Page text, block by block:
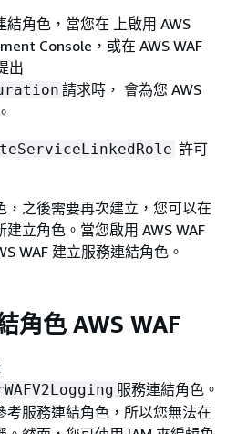
角色，當您在 上啟用 AWS
Console，或在 AWS WAF
出
請求時， 會為您 AWS
許可
，之後需要再次建立，您可以在
立角色。當您啟用 AWS WAF
WAF 建立服務連結角色。
角色 AWS WAF
服務連結角色。
考服務連結角色，所以您無法在